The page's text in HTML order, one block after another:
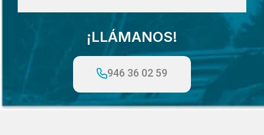
¡LLÁMANOS!
946 36 02 59